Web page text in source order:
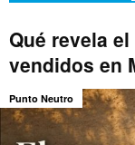
Qué revela
vendidos en
Punto Neutro